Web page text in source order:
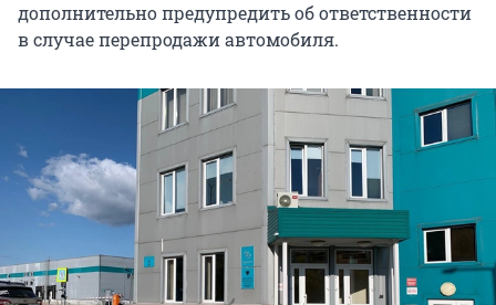
дополнительно предупредить об ответственности
в случае перепродажи автомобиля.